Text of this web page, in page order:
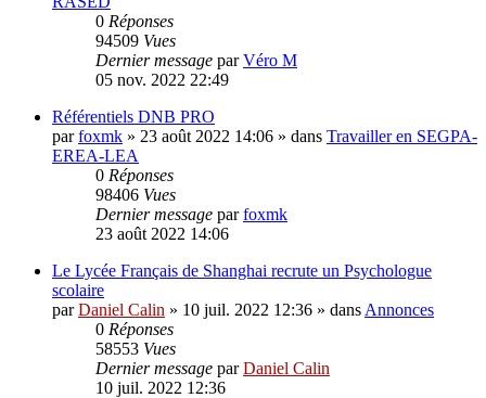
0 Réponses
94509 Vues
Dernier message parVéro M
05 nov. 2022 22:49
Référentiels DNB PRO
parfoxmk » 23 août 2022 14:06 » dans Travailler en SEGPA-
EREA-LEA
0 Réponses
98406 Vues
Dernier message parfoxmk
23 août 2022 14:06
Le Lycée Français de Shanghai recrute un Psychologue
scolaire
parDaniel Calin » 10 juil. 2022 12:36 » dans Annonces
0 Réponses
58553 Vues
Dernier message parDaniel Calin
10 juil. 2022 12:36